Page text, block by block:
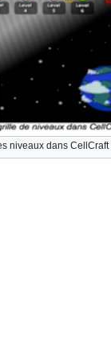
niveaux dans CellCraft